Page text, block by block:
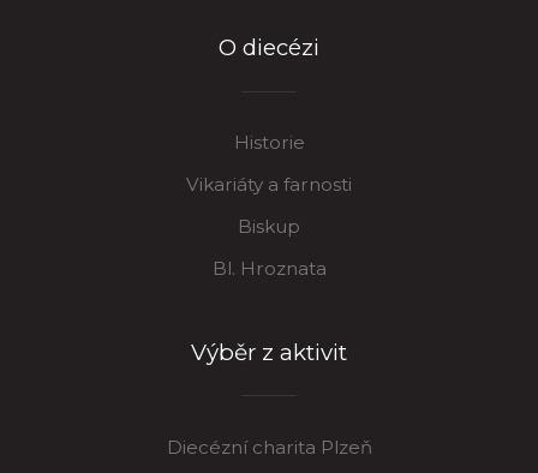
O diecézi
Historie
Vikariáty a farnosti
Biskup
Bl. Hroznata
Výběr z aktivit
Diecézní charita Plzeň